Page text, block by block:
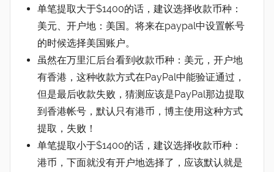
单笔提取大于$1400的话，建议选择收款币种：
美元、开户地：美国。将来在paypal中设置帐号
的时候选择美国账户。
虽然在万里汇后台看到收款币种：美元，开户地
有香港，这种收款方式在PayPal中能验证通过，
但是最后收款失败，猜测应该是PayPal那边提取
到香港帐号，默认只有港币，博主使用这种方式
提取，失败！
单笔提取小于$1400的话，建议选择收款币种：
港币，下面就没有开户地选择了，应该默认就是